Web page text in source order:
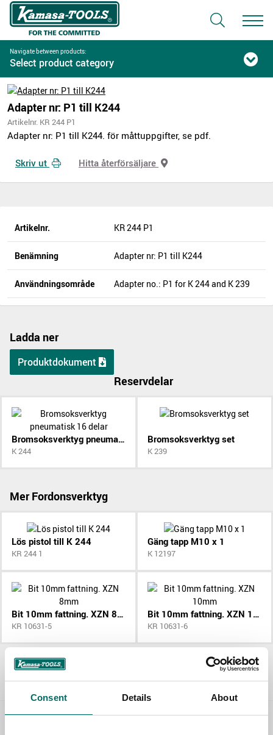
Consent Details About
Navigate between products:
Select product category
Adapter nr: P1 till K244
Artikelnr. KR 244 P1
Adapter nr: P1 till K244. för måttuppgifter, se pdf.
Skriv ut Hitta återförsäljare
Artikelnr. KR 244 P1
Benämning Adapter nr: P1 till K244
Användningsområde Adapter no.: P1 for K 244 and K 239
Ladda ner
Produktdokument
Reservdelar
Bromsoksverktyg pneumatisk 16 delar
K 244
Bromsoksverktyg set
K 239
Mer Fordonsverktyg
Lös pistol till K 244
KR 244 1
Gäng tapp M10 x 1
K 12197
Bit 10mm fattning. XZN 8mm
KR 10631-5
Bit 10mm fattning. XZN 10mm
KR 10631-6
Allt Fordonsverktyg